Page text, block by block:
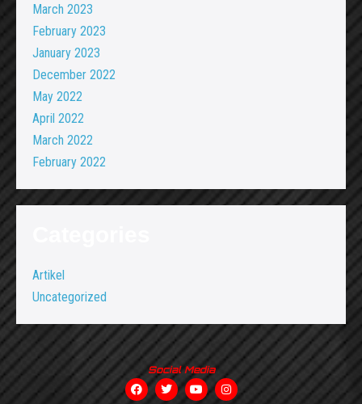
March 2023
February 2023
January 2023
December 2022
May 2022
April 2022
March 2022
February 2022
Artikel
Uncategorized
Social Media